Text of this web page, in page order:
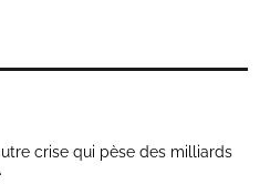
crise qui pèse des milliards